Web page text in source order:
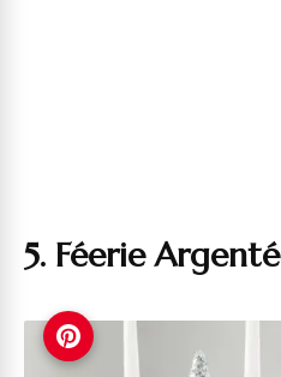
5. Féerie